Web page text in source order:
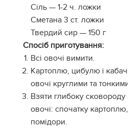
Сіль — 1-2 ч. ложки
Сметана 3 ст. ложки
Твердий сир — 150 г
Спосіб приготування:
Всі овочі вимити.
Картоплю, цибулю і
овочі круглими та
Взяти глибоку
овочі: спочатку
помідори.